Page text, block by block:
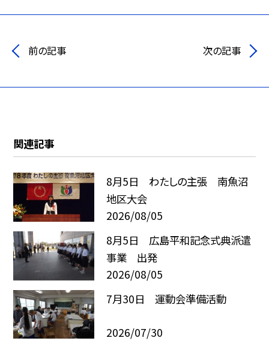
前の記事 次の記事
関連記事
8月5日 わたしの主張 南魚沼
地区大会
2026/08/05
8月5日 広島平和記念式典派遣
事業 出発
2026/08/05
7月30日 運動会準備活動
2026/07/30